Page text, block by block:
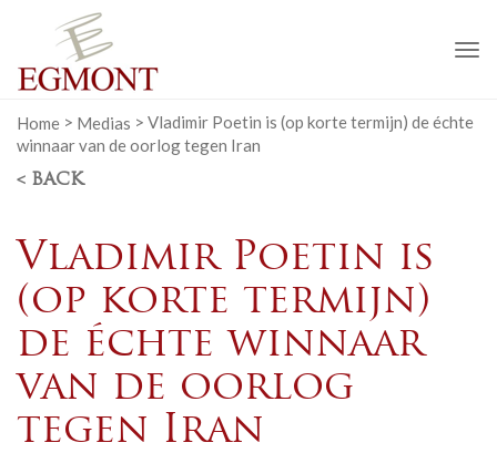
Home > Medias > Vladimir Poetin is (op korte termijn) de échte
winnaar van de oorlog tegen Iran
< BACK
Vladimir Poetin is
(op korte termijn)
de échte winnaar
van de oorlog
tegen Iran